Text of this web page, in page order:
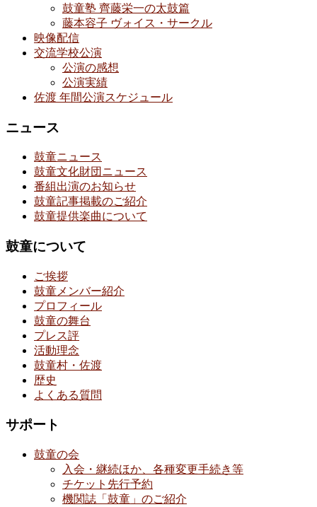
鼓童塾 齊藤栄一の太鼓篇
藤本容子 ヴォイス・サークル
映像配信
交流学校公演
公演の感想
公演実績
佐渡 年間公演スケジュール
ニュース
鼓童ニュース
鼓童文化財団ニュース
番組出演のお知らせ
鼓童記事掲載のご紹介
鼓童提供楽曲について
鼓童について
ご挨拶
鼓童メンバー紹介
プロフィール
鼓童の舞台
プレス評
活動理念
鼓童村・佐渡
歴史
よくある質問
サポート
鼓童の会
入会・継続ほか、各種変更手続き等
チケット先行予約
機関誌「鼓童」のご紹介